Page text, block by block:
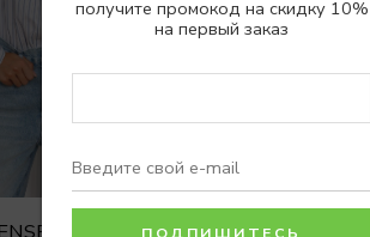
получите промокод на скидку 10%
на первый заказ
Рубашка INTENSE с невидимыми пуговицами